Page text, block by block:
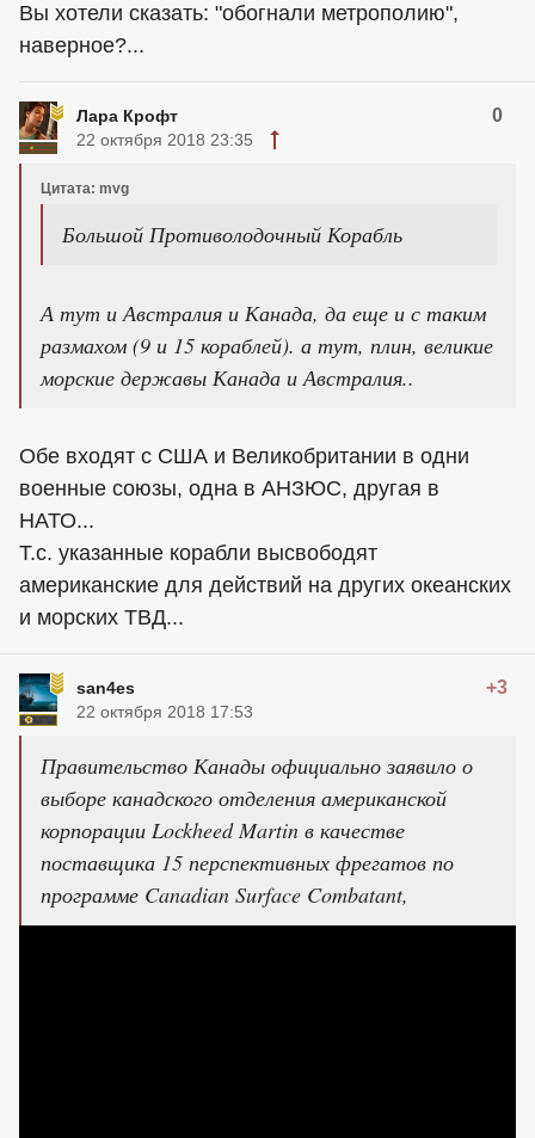
Вы хотели сказать: "обогнали метрополию",
наверное?...
Лара Крофт 0
22 октября 2018 23:35
Цитата: mvg
Большой Противолодочный Корабль
А тут и Австралия и Канада, да еще и с таким
размахом (9 и 15 кораблей). а тут, плин, великие
морские державы Канада и Австралия..
Обе входят с США и Великобритании в одни
военные союзы, одна в АНЗЮС, другая в
НАТО...
Т.с. указанные корабли высвободят
американские для действий на других океанских
и морских ТВД...
san4es +3
22 октября 2018 17:53
Правительство Канады официально заявило о
выборе канадского отделения американской
корпорации Lockheed Martin в качестве
поставщика 15 перспективных фрегатов по
программе Canadian Surface Combatant,